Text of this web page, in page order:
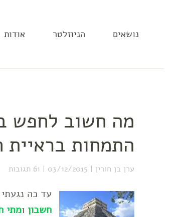
נושאים הניוזלטר אודות
מה חשוב לחפש
התמחות בראיית
ערן בן חורין 03/12/2015 61 תגובות
עד כה
חשבון ומתי